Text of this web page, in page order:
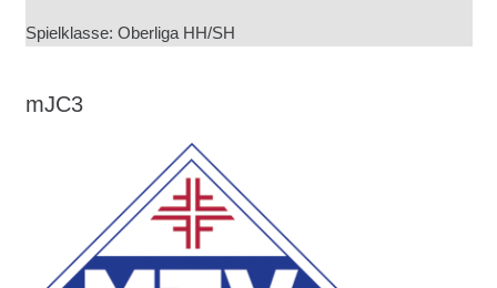
Spielklasse: Oberliga HH/SH
mJC3